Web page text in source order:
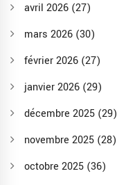
avril 2026 (27)
mars 2026 (30)
février 2026 (27)
janvier 2026 (29)
décembre 2025 (29)
novembre 2025 (28)
octobre 2025 (36)